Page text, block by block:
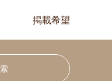
掲載希望